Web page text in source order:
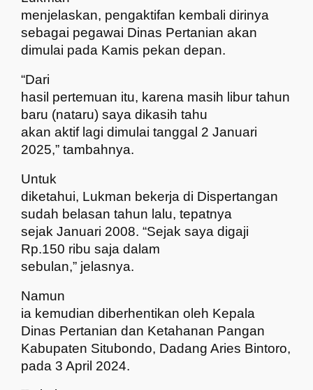
menjelaskan, pengaktifan kembali dirinya
sebagai pegawai Dinas Pertanian akan
dimulai pada Kamis pekan depan.
“Dari
hasil pertemuan itu, karena masih libur tahun
baru (nataru) saya dikasih tahu
akan aktif lagi dimulai tanggal 2 Januari
2025,” tambahnya.
Untuk
diketahui, Lukman bekerja di Dispertangan
sudah belasan tahun lalu, tepatnya
sejak Januari 2008. “Sejak saya digaji
Rp.150 ribu saja dalam
sebulan,” jelasnya.
Namun
ia kemudian diberhentikan oleh Kepala
Dinas Pertanian dan Ketahanan Pangan
Kabupaten Situbondo, Dadang Aries Bintoro,
pada 3 April 2024.